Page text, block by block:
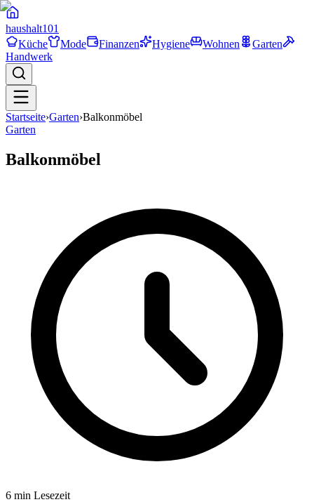
haushalt101
Küche
Mode Finanzen Hygiene Wohnen
Garten
Handwerk
Startseite›Garten›Balkonmöbel
Garten
Balkonmöbel
6 min Lesezeit